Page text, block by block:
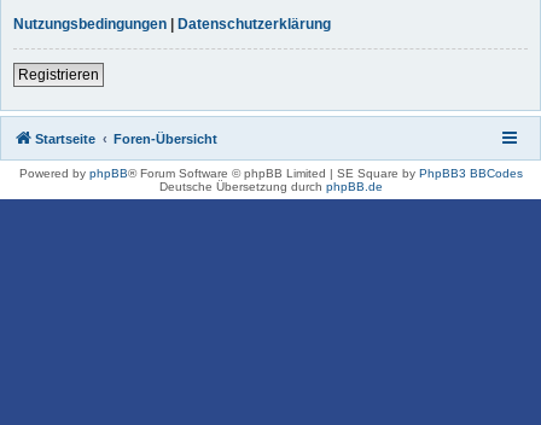
Nutzungsbedingungen | Datenschutzerklärung
Registrieren
Startseite Foren-Übersicht
Powered by phpBB® Forum Software © phpBB Limited | SE Square by PhpBB3 BBCodes
Deutsche Übersetzung durch phpBB.de